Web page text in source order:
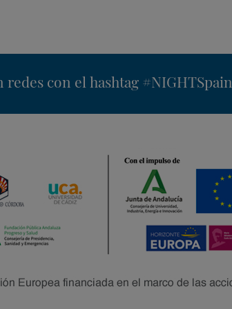
redes con el hashtag #NIGHTSpain